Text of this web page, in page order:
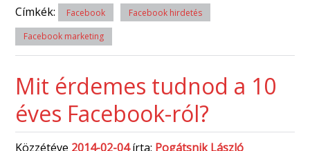
Címkék: Facebook Facebook hirdetés
Facebook marketing
Mit érdemes tudnod a 10
éves Facebook-ról?
Közzétéve 2014-02-04írta: Pogátsnik László